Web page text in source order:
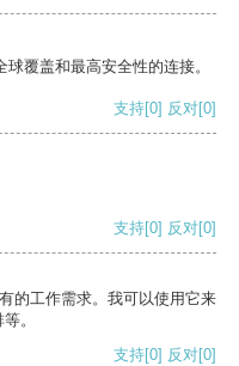
覆盖和最高安全性的连接。
支持[0] 反对[0]
支持[0] 反对[0]
的工作需求。我可以使用它来
。
支持[0] 反对[0]